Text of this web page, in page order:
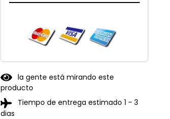
la gente está mirando este
producto
Tiempo de entrega estimado 1 - 3
dias